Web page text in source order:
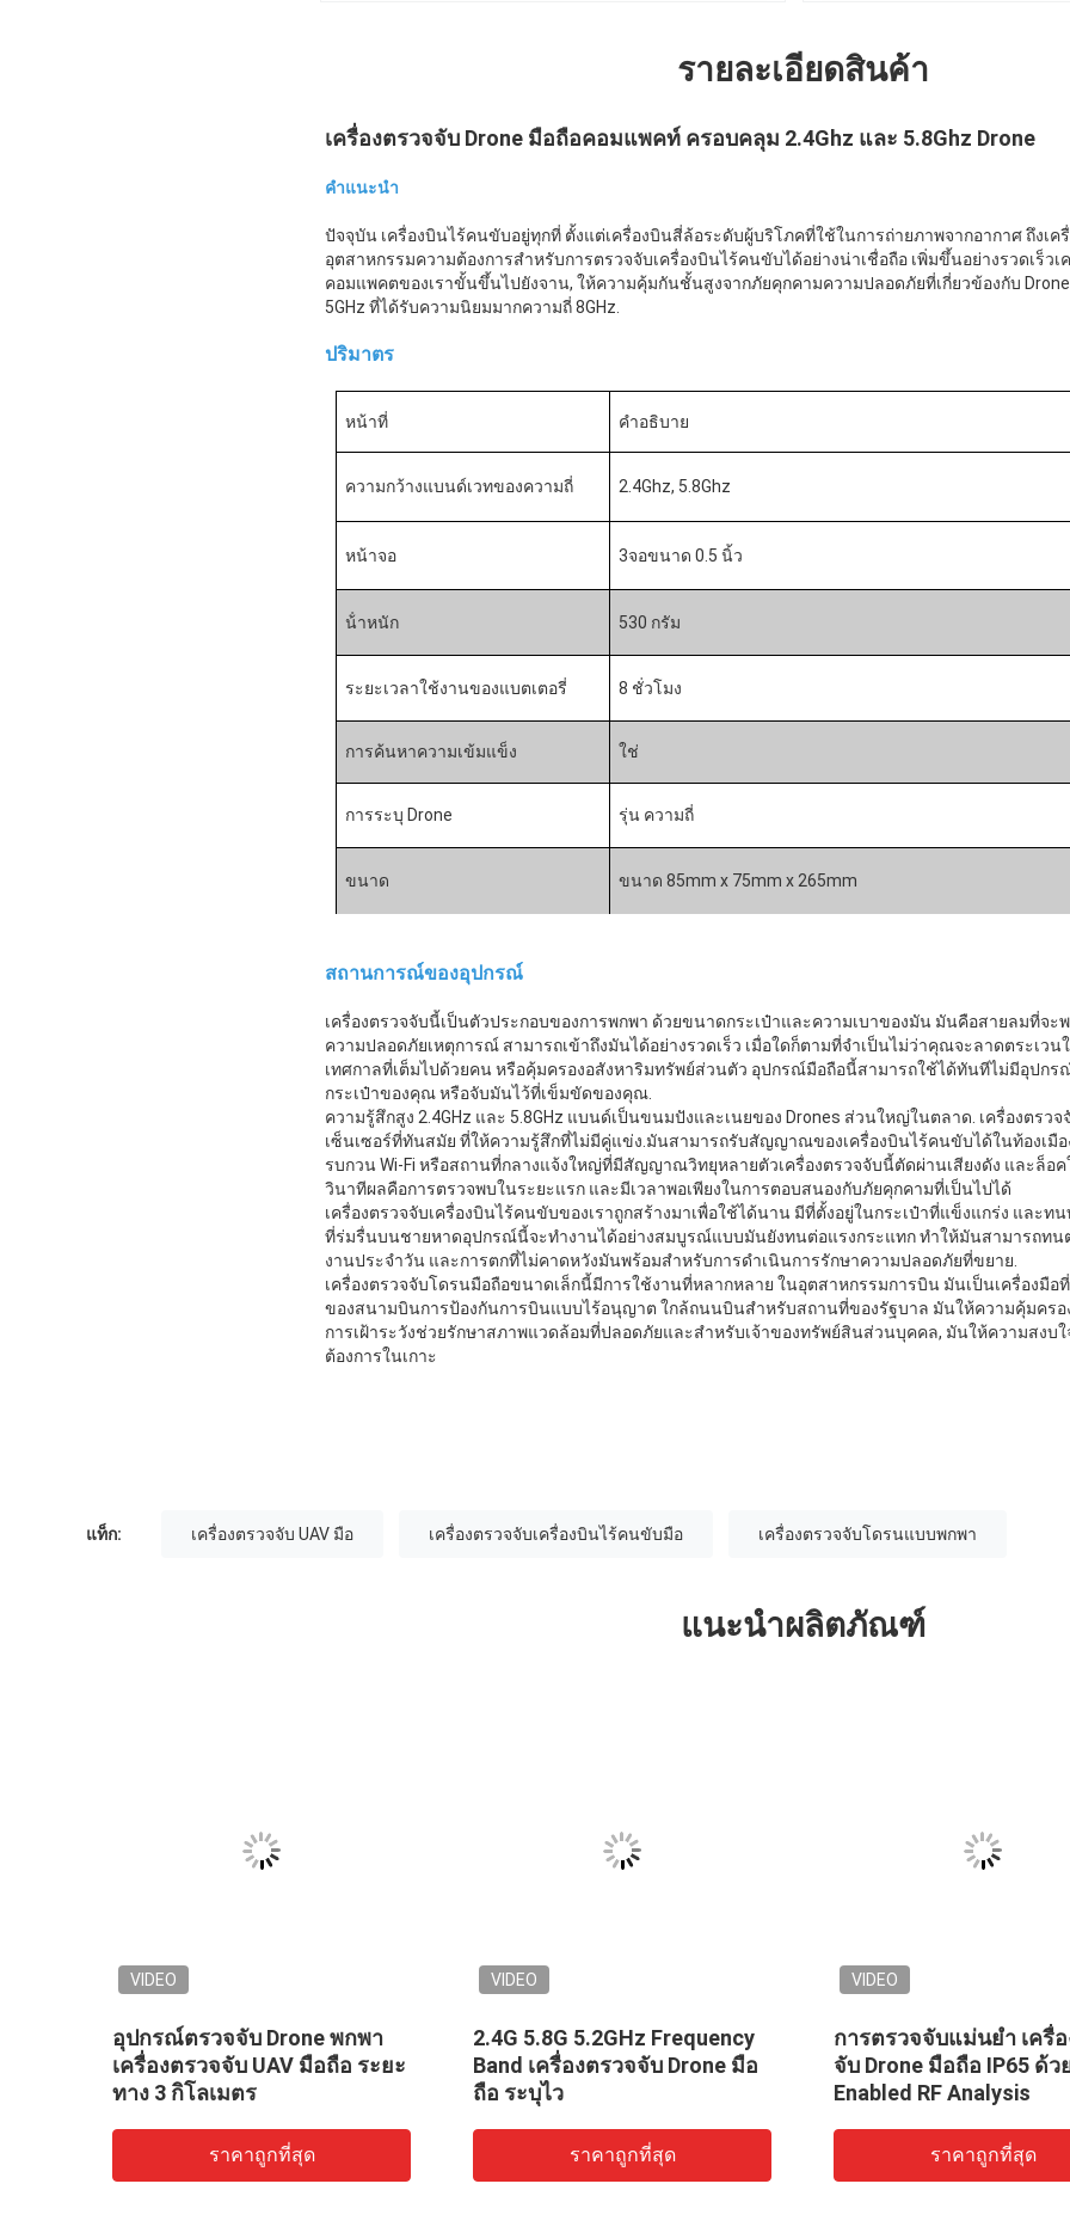
รายละเอียดสินค้า
เครื่องตรวจจับ Drone มือถือคอมแพคท์ ครอบคลุม 2.4Ghz และ 5.8Ghz Drone
คําแนะนํา
ปัจจุบัน เครื่องบินไร้คนขับอยู่ทุกที่ ตั้งแต่เครื่องบินสี่ล้อระดับผู้บริโภคที่ใช้ในการถ่ายภาพจากอากาศ ถึงเ
อุตสาหกรรมความต้องการสําหรับการตรวจจับเครื่องบินไร้คนขับได้อย่างน่าเชื่อถือ เพิ่มขึ้นอย่างรวดเร็วเ
คอมแพคตของเราขั้นขึ้นไปยังจาน, ให้ความคุ้มกันชั้นสูงจากภัยคุกคามความปลอดภัยที่เกี่ยวข้องกับ
5GHz ที่ได้รับความนิยมมากความถี่ 8GHz.
ปริมาตร
หน้าที่ คําอธิบาย
ความกว้างแบนด์เวทของความถี่ 2.4Ghz, 5.8Ghz
หน้าจอ 3จอขนาด 0.5 นิ้ว
น้ําหนัก 530 กรัม
ระยะเวลาใช้งานของแบตเตอรี่ 8 ชั่วโมง
การค้นหาความเข้มแข็ง ใช่
การระบุ Drone รุ่น ความถี่
ขนาด ขนาด 85mm x 75mm x 265mm
สถานการณ์ของอุปกรณ์
เครื่องตรวจจับนี้เป็นตัวประกอบของการพกพา ด้วยขนาดกระเป๋าและความเบาของมัน มันคือสายลมที่จะ
ความปลอดภัยเหตุการณ์ สามารถเข้าถึงมันได้อย่างรวดเร็ว เมื่อใดก็ตามที่จําเป็นไม่ว่าคุณจะลาดตระเว
เทศกาลที่เต็มไปด้วยคน หรือคุ้มครองอสังหาริมทรัพย์ส่วนตัว อุปกรณ์มือถือนี้สามารถใช้ได้ทันทีไม่มีอุปก
กระเป๋าของคุณ หรือจับมันไว้ที่เข็มขัดของคุณ.
ความรู้สึกสูง 2.4GHz และ 5.8GHz แบนด์เป็นขนมปังและเนยของ Drones ส่วนใหญ่ในตลาด. เครื่องตรว
เซ็นเซอร์ที่ทันสมัย ที่ให้ความรู้สึกที่ไม่มีคู่แข่ง.มันสามารถรับสัญญาณของเครื่องบินไร้คนขับได้ในท้องเมือ
รบกวน Wi-Fi หรือสถานที่กลางแจ้งใหญ่ที่มีสัญญาณวิทยุหลายตัวเครื่องตรวจจับนี้ตัดผ่านเสียงดัง และล็อ
วินาทีผลคือการตรวจพบในระยะแรก และมีเวลาพอเพียงในการตอบสนองกับภัยคุกคามที่เป็นไปได้
เครื่องตรวจจับเครื่องบินไร้คนขับของเราถูกสร้างมาเพื่อใช้ได้นาน มีที่ตั้งอยู่ในกระเป๋าที่แข็งแกร่ง และท
ที่ร่มรื่นบนชายหาดอุปกรณ์นี้จะทํางานได้อย่างสมบูรณ์แบบมันยังทนต่อแรงกระแทก ทําให้มันสามารถทน
งานประจําวัน และการตกที่ไม่คาดหวังมันพร้อมสําหรับการดําเนินการรักษาความปลอดภัยที่ขยาย.
เครื่องตรวจจับโดรนมือถือขนาดเล็กนี้มีการใช้งานที่หลากหลาย ในอุตสาหกรรมการบิน มันเป็นเครื่องมื
ของสนามบินการป้องกันการบินแบบไร้อนุญาต ใกล้ถนนบินสําหรับสถานที่ของรัฐบาล มันให้ความคุ้มครอ
การเฝ้าระวังช่วยรักษาสภาพแวดล้อมที่ปลอดภัยและสําหรับเจ้าของทรัพย์สินส่วนบุคคล, มันให้ความสงบใ
ต้องการในเกาะ
แท็ก: เครื่องตรวจจับ UAV มือ เครื่องตรวจจับเครื่องบินไร้คนขับมือ เครื่องตรวจจับโดรนแบบพกพา
แนะนำผลิตภัณฑ์
VIDEO
อุปกรณ์ตรวจจับ Drone พกพา
เครื่องตรวจจับ UAV มือถือ ระยะ
ทาง 3 กิโลเมตร
ราคาถูกที่สุด
VIDEO
2.4G 5.8G 5.2GHz Frequency
Band เครื่องตรวจจับ Drone มือ
ถือ ระบุไว
ราคาถูกที่สุด
VIDEO
การตรวจจับแม่นยํา เครื่
จับ Drone มือถือ IP65 ด้ว
Enabled RF Analysis
ราคาถูกที่สุด